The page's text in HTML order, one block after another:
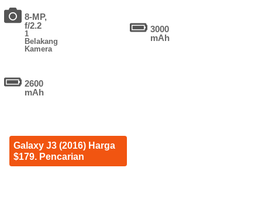
8-MP,
f/2.2
1
Belakang
Kamera
2600
mAh
Galaxy J3 (2016) Harga
$179. Pencarian
3000
mAh